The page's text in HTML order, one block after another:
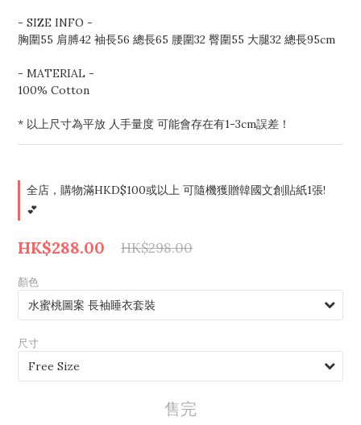
- SIZE INFO -
胸圍55 肩膊42 袖長56 總長65 腰圍32 臀圍55 大腿32 總長95cm
- MATERIAL -
100% Cotton
* 以上尺寸為平放 人手量度 可能會存在有1-3cm誤差！
全店，購物滿HKD$100或以上 可隨機獲贈韓國文創貼紙1張!
💕
HK$288.00 HK$298.00
顏色
尺寸
售完